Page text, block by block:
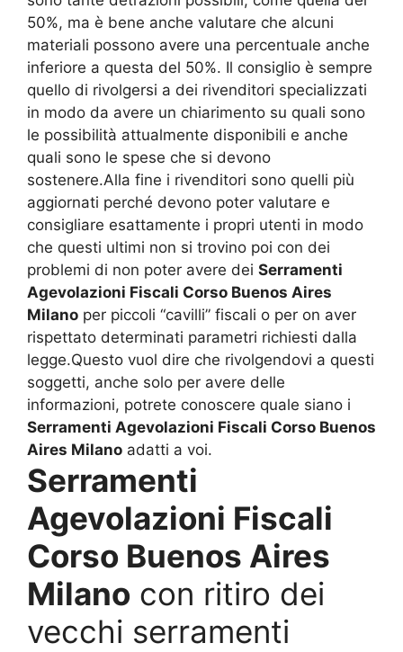
50%, ma è bene anche valutare che alcuni
materiali possono avere una percentuale anche
inferiore a questa del 50%. Il consiglio è sempre
quello di rivolgersi a dei rivenditori specializzati
in modo da avere un chiarimento su quali sono
le possibilità attualmente disponibili e anche
quali sono le spese che si devono
sostenere.Alla fine i rivenditori sono quelli più
aggiornati perché devono poter valutare e
consigliare esattamente i propri utenti in modo
che questi ultimi non si trovino poi con dei
problemi di non poter avere dei Serramenti
Agevolazioni Fiscali Corso Buenos Aires
Milano per piccoli “cavilli” fiscali o per on aver
rispettato determinati parametri richiesti dalla
legge.Questo vuol dire che rivolgendovi a questi
soggetti, anche solo per avere delle
informazioni, potrete conoscere quale siano i
Serramenti Agevolazioni Fiscali Corso Buenos
Aires Milano adatti a voi.
Serramenti
Agevolazioni Fiscali
Corso Buenos Aires
Milano con ritiro dei
vecchi serramenti